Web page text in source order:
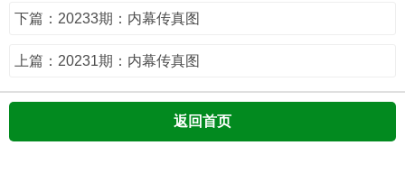
下篇：20233期：内幕传真图
上篇：20231期：内幕传真图
返回首页